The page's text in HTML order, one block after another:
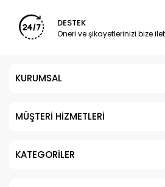
DESTEK
Öneri ve şikayetlerinizi bize
KURUMSAL
MÜŞTERİ HİZMETLERİ
KATEGORİLER